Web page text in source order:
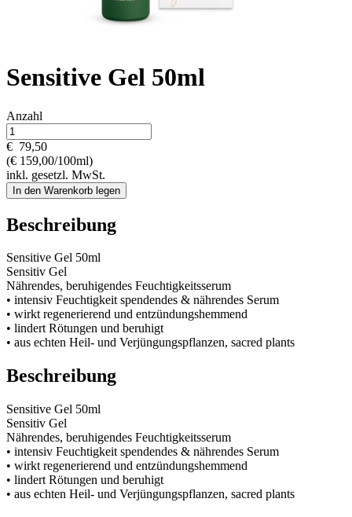
Sensitive Gel 50ml
Anzahl
€ 79,50
(€ 159,00/100ml)
inkl. gesetzl. MwSt.
In den Warenkorb legen
Beschreibung
Sensitive Gel 50ml
Sensitiv Gel
Nährendes, beruhigendes Feuchtigkeitsserum
• intensiv Feuchtigkeit spendendes & nährendes Serum
• wirkt regenerierend und entzündungshemmend
• lindert Rötungen und beruhigt
• aus echten Heil- und Verjüngungspflanzen, sacred plants
Beschreibung
Sensitive Gel 50ml
Sensitiv Gel
Nährendes, beruhigendes Feuchtigkeitsserum
• intensiv Feuchtigkeit spendendes & nährendes Serum
• wirkt regenerierend und entzündungshemmend
• lindert Rötungen und beruhigt
• aus echten Heil- und Verjüngungspflanzen, sacred plants